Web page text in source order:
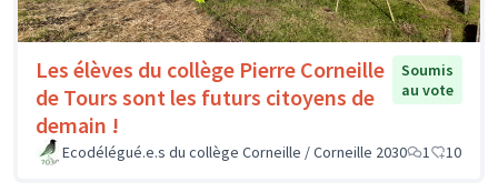
Les élèves du collège Pierre Corneille
de Tours sont les futurs citoyens de
demain !
Soumis
au vote
Ecodélégué.e.s du collège Corneille / Corneille 2030 1 10